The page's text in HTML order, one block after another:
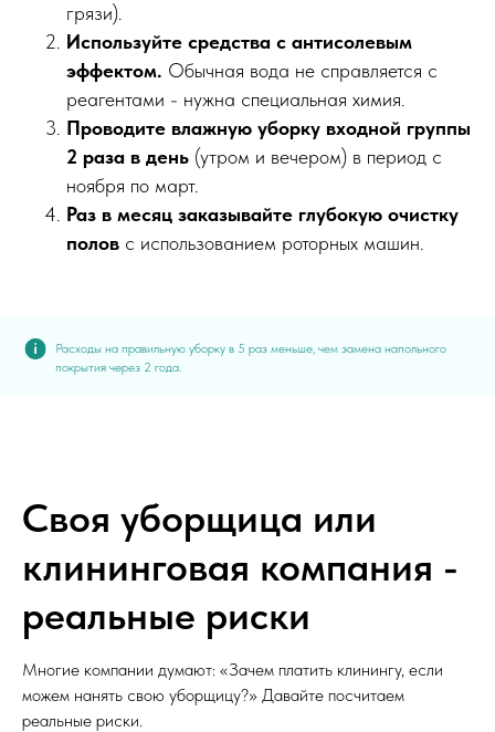
грязи).
Используйте средства с антисолевым
эффектом. Обычная вода не справляется с
реагентами - нужна специальная химия.
Проводите влажную уборку входной группы
2 раза в день (утром и вечером) в период с
ноября по март.
Раз в месяц заказывайте глубокую очистку
полов с использованием роторных машин.
Расходы на правильную уборку в 5 раз меньше, чем замена напольного
покрытия через 2 года.
Своя уборщица или
клининговая компания -
реальные риски
Многие компании думают: «Зачем платить клинингу, если
можем нанять свою уборщицу?» Давайте посчитаем
реальные риски.